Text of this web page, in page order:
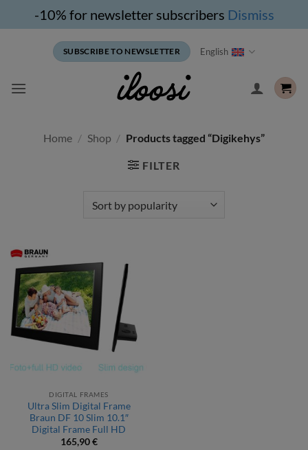
-10% for newsletter subscribers Dismiss
SUBSCRIBE TO NEWSLETTER English
Home / Shop / Products tagged “Digikehys”
FILTER
DIGITAL FRAMES
Ultra Slim Digital Frame
Braun DF 10 Slim 10.1″
Digital Frame Full HD
165,90€